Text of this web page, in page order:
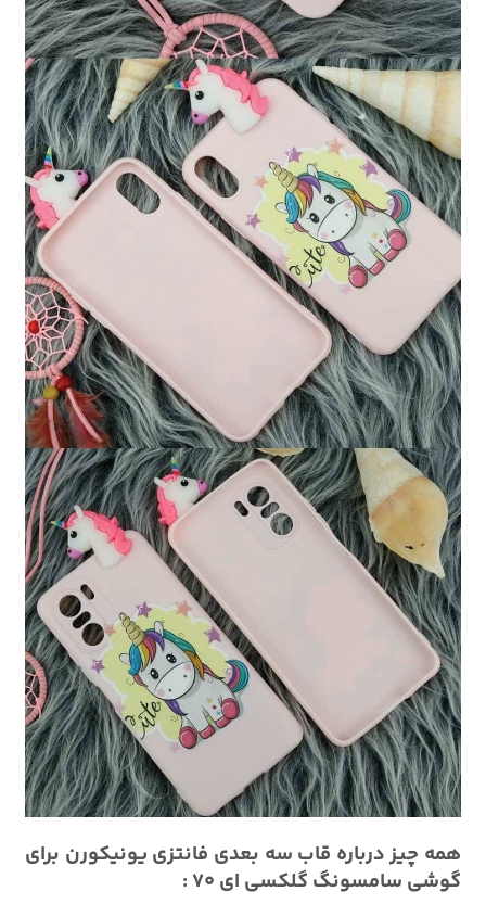
همه چیز درباره قاب سه بعدی فانتزی یونیکورن برای
گوشی سامسونگ گلکسی ای 70 :